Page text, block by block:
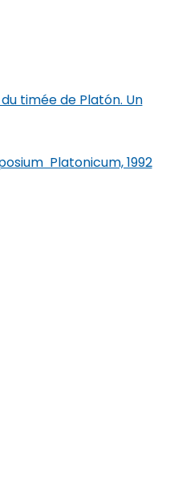
timée de Platón. Un
Platonicum, 1992